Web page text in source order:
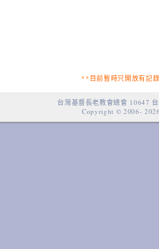
**目前暫時只開放有記
台灣基督長老教會總會 10647
Copyright © 2006-